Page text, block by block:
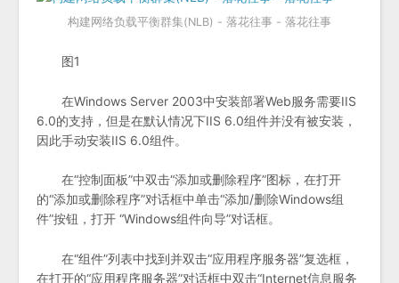
构建网络负载平衡群集(NLB) - 落花往事 - 落花往事
图1
在Windows Server 2003中安装部署Web服务需要IIS
6.0的支持，但是在默认情况下IIS 6.0组件并没有被安装，
因此手动安装IIS 6.0组件。
在“控制面板”中双击“添加或删除程序”图标，在打开
的“添加或删除程序”对话框中单击“添加/删除Windows组
件”按钮，打开 “Windows组件向导”对话框。
在“组件”列表中找到并双击“应用程序服务器”复选框，
在打开的“应用程序服务器”对话框中双击“Internet信息服务